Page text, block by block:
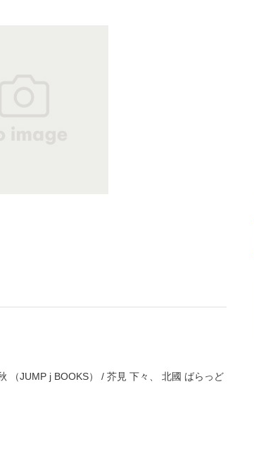
（JUMP j BOOKS） / 芥見 下々、 北國 ばらっど